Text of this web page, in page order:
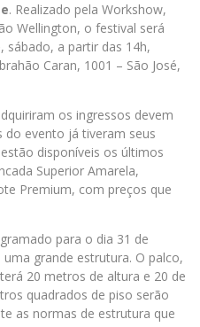
. Realizado pela Workshow,
Wellington, o festival será
, sábado, a partir das 14h,
Caran, 1001 – São José,
os ingressos devem
do evento já tiveram seus
disponíveis os últimos
Superior Amarela,
Premium, com preços que
para o dia 31 de
grande estrutura. O palco,
20 metros de altura e 20 de
quadrados de piso serão
as normas de estrutura que